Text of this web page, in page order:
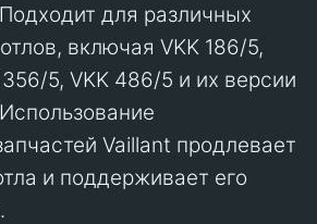
для различных
включая VKK 186/5,
5, VKK 486/5 и их версии
Vaillant продлевает
и поддерживает его